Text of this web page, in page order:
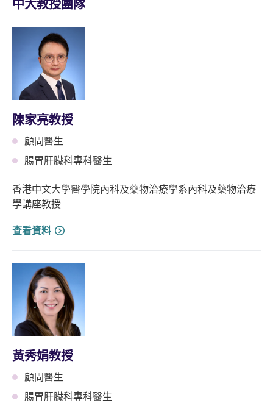
中大教授團隊
陳家亮教授
顧問醫生
腸胃肝臟科專科醫生
香港中文大學醫學院內科及藥物治療學系內科及藥物治療
學講座教授
查看資料
黃秀娟教授
顧問醫生
腸胃肝臟科專科醫生